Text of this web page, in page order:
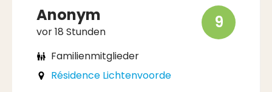
Anonym
vor 18 Stunden 9
Familienmitglieder
Résidence Lichtenvoorde